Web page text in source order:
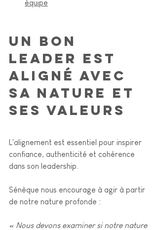
équipe
Un bon
leader est
aligné avec
sa nature et
ses valeurs
L'alignement est essentiel pour inspirer
confiance, authenticité et cohérence
dans son leadership.
Sénèque nous encourage à agir à partir
de notre nature profonde :
« Nous devons examiner si notre nature